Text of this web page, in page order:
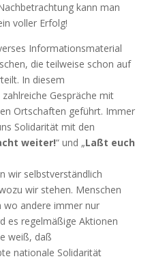
kann man
voller Erfolg!
Informationsmaterial
die teilweise schon auf
In diesem
Gespräche mit
Ortschaften geführt. Immer
Solidarität mit den
weiter!“ und „Laßt euch
wir selbstverständlich
wir stehen. Menschen
wo andere immer nur
es regelmäßige Aktionen
weiß, daß
nationale Solidarität